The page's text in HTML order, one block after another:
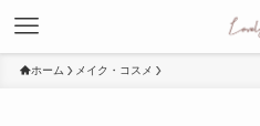
ホーム メイク・コスメ